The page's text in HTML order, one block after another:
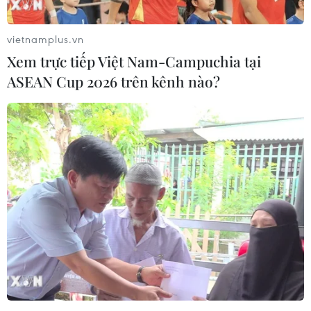
Dầu dưỡng tinh chất nho và oải hương cho tóc xoăn - Precious
Nature (giá 949.000 đồng)
5. Đầu tư máy phun sương tạo độ ẩm
vietnamplus.vn
Xem trực tiếp Việt Nam-Campuchia tại
ASEAN Cup 2026 trên kênh nào?